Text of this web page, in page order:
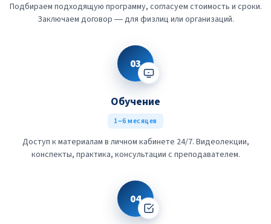
Подбираем подходящую программу, согласуем стоимость и сроки.
Заключаем договор — для физлиц или организаций.
03
Обучение
1–6 месяцев
Доступ к материалам в личном кабинете 24/7. Видеолекции,
конспекты, практика, консультации с преподавателем.
04